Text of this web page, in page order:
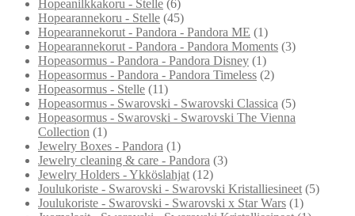
Hopeanilkkakoru - Stelle (6)
Hopearannekoru - Stelle (45)
Hopearannekorut - Pandora - Pandora ME (1)
Hopearannekorut - Pandora - Pandora Moments (3)
Hopeasormus - Pandora - Pandora Disney (1)
Hopeasormus - Pandora - Pandora Timeless (2)
Hopeasormus - Stelle (11)
Hopeasormus - Swarovski - Swarovski Classica (5)
Hopeasormus - Swarovski - Swarovski The Vienna
Collection (1)
Jewelry Boxes - Pandora (1)
Jewelry cleaning & care - Pandora (3)
Jewelry Holders - Ykköslahjat (12)
Joulukoriste - Swarovski - Swarovski Kristalliesineet (5)
Joulukoriste - Swarovski - Swarovski x Star Wars (1)